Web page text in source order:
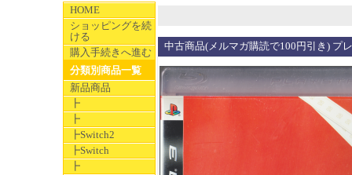
HOME
ショッピングを続
ける
購入手続きへ進む
分類別商品一覧
新品商品
┣
┣
┣Switch2
┣Switch
┣
中古商品(メルマガ購読で100円引き) プ